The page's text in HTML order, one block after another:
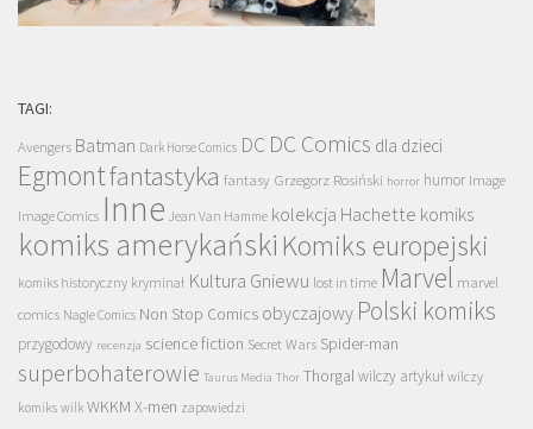
TAGI:
Avengers Batman Dark Horse Comics DC DC Comics dla dzieci
Egmontfantastyka fantasy Grzegorz Rosiński horror humor Image
Image Comics Inne Jean Van Hamme kolekcja Hachette komiks
komiks amerykański Komiks europejski
komiks historyczny kryminał Kultura Gniewu lost in time Marvel marvel
comics Nagle Comics Non Stop Comics obyczajowy Polski komiks
przygodowy recenzja science fiction Secret Wars Spider-man
superbohaterowie Taurus Media Thor Thorgalwilczy artykuł wilczy
komiks wilk WKKM X-men zapowiedzi